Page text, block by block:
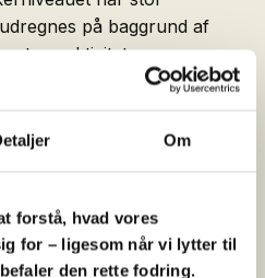
Om
forstå, hvad vores
for – ligesom når vi lytter til
den rette fodring.
på baggrund af
aktivitet.
af maltede,
majsflager, majskim,
Koldpressede planteolier